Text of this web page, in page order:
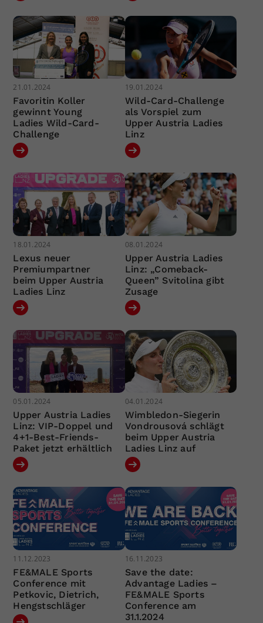
21.01.2024
Favoritin Koller
gewinnt Young
Ladies Wild-Card-
Challenge
19.01.2024
Wild-Card-Challenge
als Vorspiel zum
Upper Austria Ladies
Linz
18.01.2024
Lexus neuer
Premiumpartner
beim Upper Austria
Ladies Linz
08.01.2024
Upper Austria Ladies
Linz: „Comeback-
Queen” Svitolina gibt
Zusage
05.01.2024
Upper Austria Ladies
Linz: VIP-Doppel und
4+1-Best-Friends-
Paket jetzt erhältlich
04.01.2024
Wimbledon-Siegerin
Vondrousová schlägt
beim Upper Austria
Ladies Linz auf
11.12.2023
FE&MALE Sports
Conference mit
Petkovic, Dietrich,
Hengstschläger
16.11.2023
Save the date:
Advantage Ladies –
FE&MALE Sports
Conference am
31.1.2024